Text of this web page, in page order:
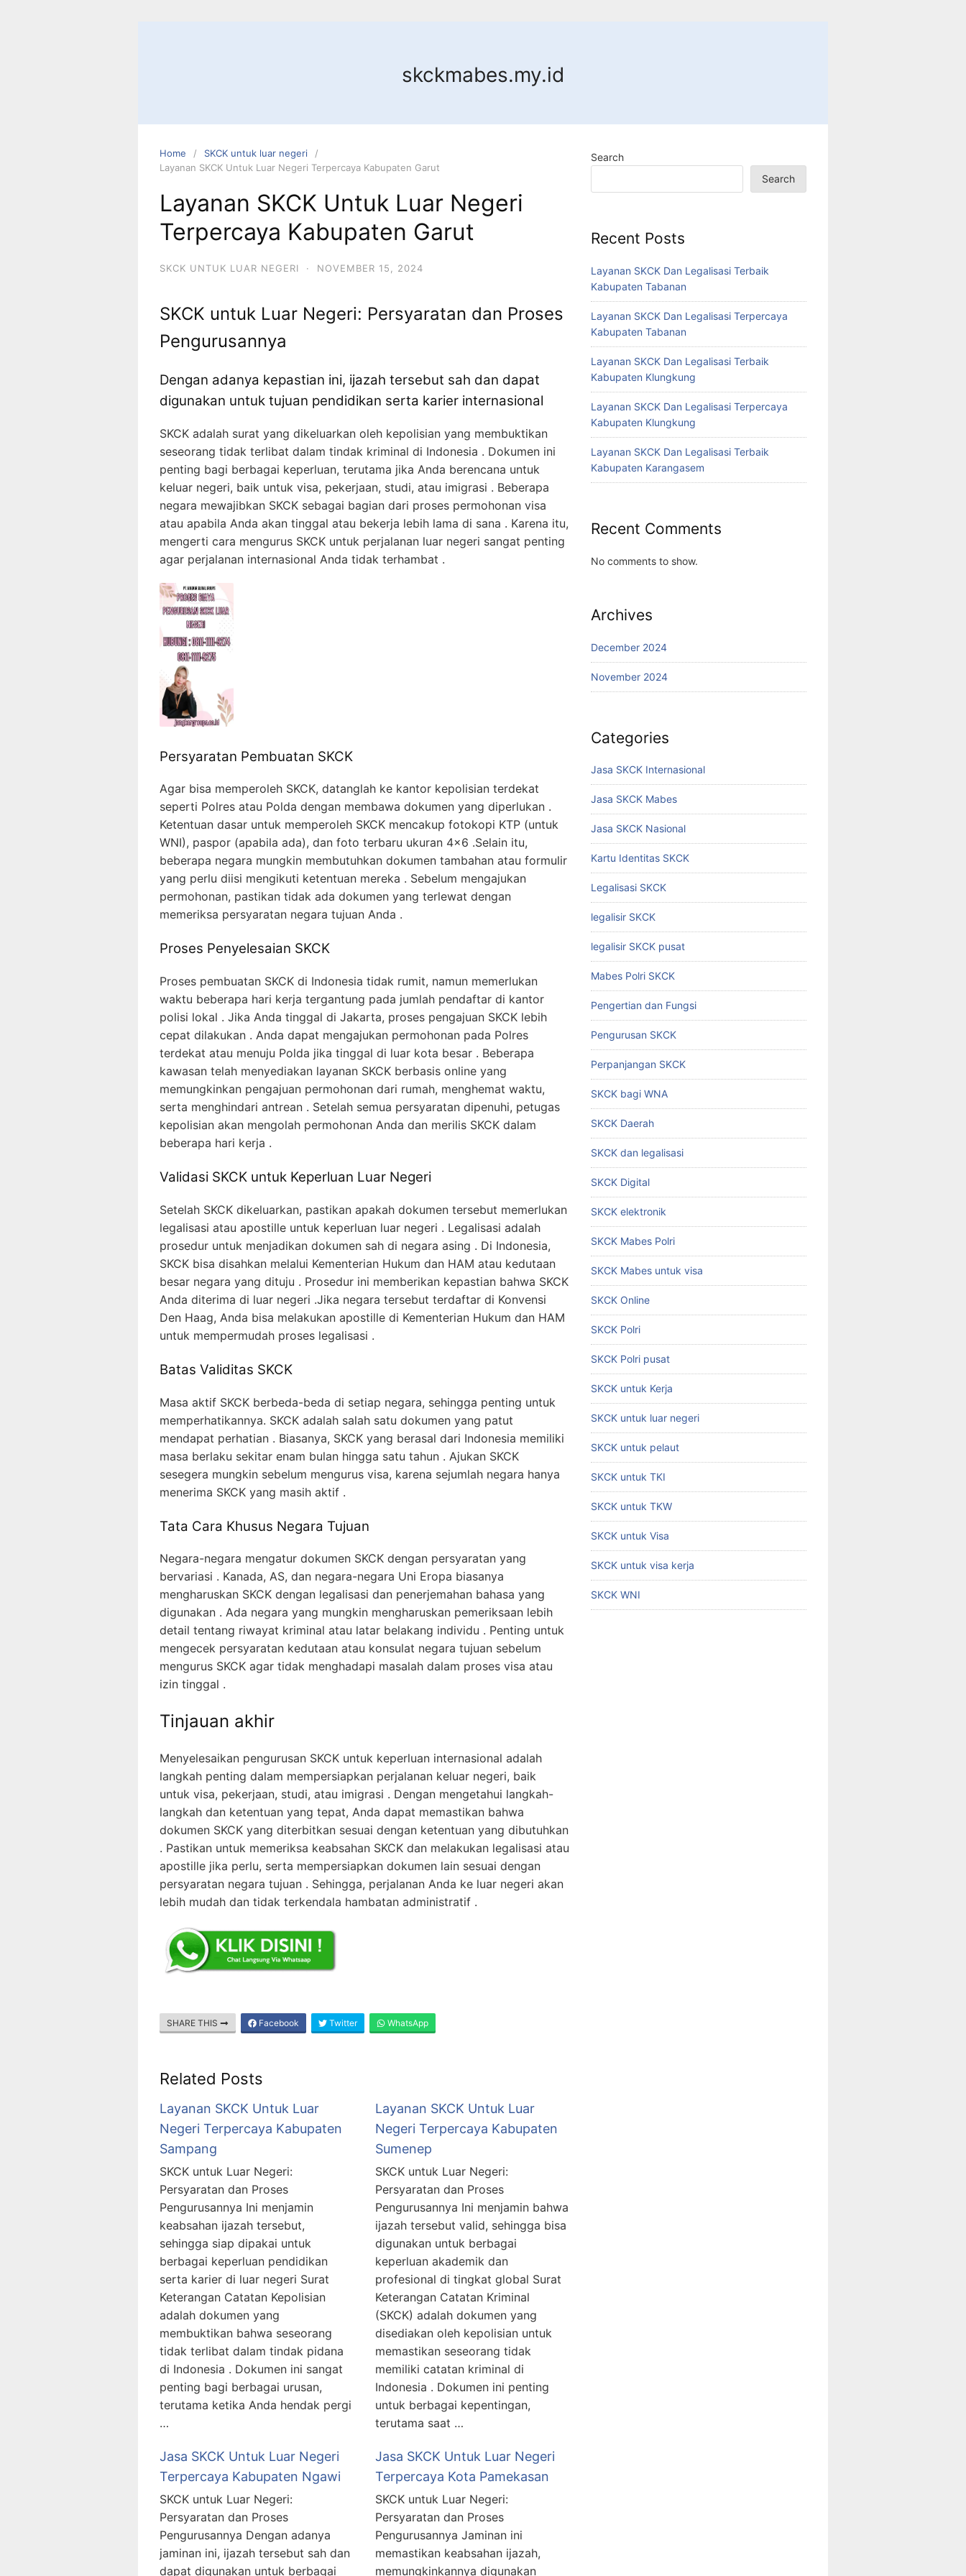
skckmabes.my.id
Home
SKCK untuk luar negeri
Layanan SKCK Untuk Luar Negeri Terpercaya Kabupaten Garut
Layanan SKCK Untuk Luar Negeri
Terpercaya Kabupaten Garut
SKCK UNTUK LUAR NEGERI · NOVEMBER 15, 2024
SKCK untuk Luar Negeri: Persyaratan dan Proses
Pengurusannya
Dengan adanya kepastian ini, ijazah tersebut sah dan dapat
digunakan untuk tujuan pendidikan serta karier internasional
SKCK adalah surat yang dikeluarkan oleh kepolisian yang membuktikan
seseorang tidak terlibat dalam tindak kriminal di Indonesia . Dokumen ini
penting bagi berbagai keperluan, terutama jika Anda berencana untuk
keluar negeri, baik untuk visa, pekerjaan, studi, atau imigrasi . Beberapa
negara mewajibkan SKCK sebagai bagian dari proses permohonan visa
atau apabila Anda akan tinggal atau bekerja lebih lama di sana . Karena itu,
mengerti cara mengurus SKCK untuk perjalanan luar negeri sangat penting
agar perjalanan internasional Anda tidak terhambat .
Persyaratan Pembuatan SKCK
Agar bisa memperoleh SKCK, datanglah ke kantor kepolisian terdekat
seperti Polres atau Polda dengan membawa dokumen yang diperlukan .
Ketentuan dasar untuk memperoleh SKCK mencakup fotokopi KTP (untuk
WNI), paspor (apabila ada), dan foto terbaru ukuran 4×6 .Selain itu,
beberapa negara mungkin membutuhkan dokumen tambahan atau formulir
yang perlu diisi mengikuti ketentuan mereka . Sebelum mengajukan
permohonan, pastikan tidak ada dokumen yang terlewat dengan
memeriksa persyaratan negara tujuan Anda .
Proses Penyelesaian SKCK
Proses pembuatan SKCK di Indonesia tidak rumit, namun memerlukan
waktu beberapa hari kerja tergantung pada jumlah pendaftar di kantor
polisi lokal . Jika Anda tinggal di Jakarta, proses pengajuan SKCK lebih
cepat dilakukan . Anda dapat mengajukan permohonan pada Polres
terdekat atau menuju Polda jika tinggal di luar kota besar . Beberapa
kawasan telah menyediakan layanan SKCK berbasis online yang
memungkinkan pengajuan permohonan dari rumah, menghemat waktu,
serta menghindari antrean . Setelah semua persyaratan dipenuhi, petugas
kepolisian akan mengolah permohonan Anda dan merilis SKCK dalam
beberapa hari kerja .
Validasi SKCK untuk Keperluan Luar Negeri
Setelah SKCK dikeluarkan, pastikan apakah dokumen tersebut memerlukan
legalisasi atau apostille untuk keperluan luar negeri . Legalisasi adalah
prosedur untuk menjadikan dokumen sah di negara asing . Di Indonesia,
SKCK bisa disahkan melalui Kementerian Hukum dan HAM atau kedutaan
besar negara yang dituju . Prosedur ini memberikan kepastian bahwa SKCK
Anda diterima di luar negeri .Jika negara tersebut terdaftar di Konvensi
Den Haag, Anda bisa melakukan apostille di Kementerian Hukum dan HAM
untuk mempermudah proses legalisasi .
Batas Validitas SKCK
Masa aktif SKCK berbeda-beda di setiap negara, sehingga penting untuk
memperhatikannya. SKCK adalah salah satu dokumen yang patut
mendapat perhatian . Biasanya, SKCK yang berasal dari Indonesia memiliki
masa berlaku sekitar enam bulan hingga satu tahun . Ajukan SKCK
sesegera mungkin sebelum mengurus visa, karena sejumlah negara hanya
menerima SKCK yang masih aktif .
Tata Cara Khusus Negara Tujuan
Negara-negara mengatur dokumen SKCK dengan persyaratan yang
bervariasi . Kanada, AS, dan negara-negara Uni Eropa biasanya
mengharuskan SKCK dengan legalisasi dan penerjemahan bahasa yang
digunakan . Ada negara yang mungkin mengharuskan pemeriksaan lebih
detail tentang riwayat kriminal atau latar belakang individu . Penting untuk
mengecek persyaratan kedutaan atau konsulat negara tujuan sebelum
mengurus SKCK agar tidak menghadapi masalah dalam proses visa atau
izin tinggal .
Tinjauan akhir
Menyelesaikan pengurusan SKCK untuk keperluan internasional adalah
langkah penting dalam mempersiapkan perjalanan keluar negeri, baik
untuk visa, pekerjaan, studi, atau imigrasi . Dengan mengetahui langkah-
langkah dan ketentuan yang tepat, Anda dapat memastikan bahwa
dokumen SKCK yang diterbitkan sesuai dengan ketentuan yang dibutuhkan
. Pastikan untuk memeriksa keabsahan SKCK dan melakukan legalisasi atau
apostille jika perlu, serta mempersiapkan dokumen lain sesuai dengan
persyaratan negara tujuan . Sehingga, perjalanan Anda ke luar negeri akan
lebih mudah dan tidak terkendala hambatan administratif .
SHARE THIS Facebook Twitter WhatsApp
Related Posts
Layanan SKCK Untuk Luar
Negeri Terpercaya Kabupaten
Sampang
SKCK untuk Luar Negeri:
Persyaratan dan Proses
Pengurusannya Ini menjamin
keabsahan ijazah tersebut,
sehingga siap dipakai untuk
berbagai keperluan pendidikan
serta karier di luar negeri Surat
Keterangan Catatan Kepolisian
adalah dokumen yang
membuktikan bahwa seseorang
tidak terlibat dalam tindak pidana
di Indonesia . Dokumen ini sangat
penting bagi berbagai urusan,
terutama ketika Anda hendak pergi
…
Layanan SKCK Untuk Luar
Negeri Terpercaya Kabupaten
Sumenep
SKCK untuk Luar Negeri:
Persyaratan dan Proses
Pengurusannya Ini menjamin bahwa
ijazah tersebut valid, sehingga bisa
digunakan untuk berbagai
keperluan akademik dan
profesional di tingkat global Surat
Keterangan Catatan Kriminal
(SKCK) adalah dokumen yang
disediakan oleh kepolisian untuk
memastikan seseorang tidak
memiliki catatan kriminal di
Indonesia . Dokumen ini penting
untuk berbagai kepentingan,
terutama saat …
Jasa SKCK Untuk Luar Negeri
Terpercaya Kabupaten Ngawi
SKCK untuk Luar Negeri:
Persyaratan dan Proses
Pengurusannya Dengan adanya
jaminan ini, ijazah tersebut sah dan
dapat digunakan untuk berbagai
Jasa SKCK Untuk Luar Negeri
Terpercaya Kota Pamekasan
SKCK untuk Luar Negeri:
Persyaratan dan Proses
Pengurusannya Jaminan ini
memastikan keabsahan ijazah,
memungkinkannya digunakan
Search
Search
Recent Posts
Layanan SKCK Dan Legalisasi Terbaik
Kabupaten Tabanan
Layanan SKCK Dan Legalisasi Terpercaya
Kabupaten Tabanan
Layanan SKCK Dan Legalisasi Terbaik
Kabupaten Klungkung
Layanan SKCK Dan Legalisasi Terpercaya
Kabupaten Klungkung
Layanan SKCK Dan Legalisasi Terbaik
Kabupaten Karangasem
Recent Comments
No comments to show.
Archives
December 2024
November 2024
Categories
Jasa SKCK Internasional
Jasa SKCK Mabes
Jasa SKCK Nasional
Kartu Identitas SKCK
Legalisasi SKCK
legalisir SKCK
legalisir SKCK pusat
Mabes Polri SKCK
Pengertian dan Fungsi
Pengurusan SKCK
Perpanjangan SKCK
SKCK bagi WNA
SKCK Daerah
SKCK dan legalisasi
SKCK Digital
SKCK elektronik
SKCK Mabes Polri
SKCK Mabes untuk visa
SKCK Online
SKCK Polri
SKCK Polri pusat
SKCK untuk Kerja
SKCK untuk luar negeri
SKCK untuk pelaut
SKCK untuk TKI
SKCK untuk TKW
SKCK untuk Visa
SKCK untuk visa kerja
SKCK WNI